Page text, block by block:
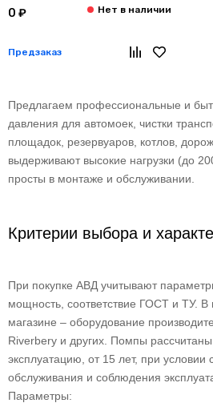
0 ₽
Предзаказ
Предлагаем профессиональные и
давления для автомоек, чистки
площадок, резервуаров, котлов,
выдерживают высокие нагрузки (до
просты в монтаже и обслуживании.
Критерии выбора и
При покупке АВД учитывают
мощность, соответствие ГОСТ и ТУ.
магазине – оборудование
Riverbery и других. Помпы
эксплуатацию, от 15 лет, при условии
обслуживания и соблюдения
Параметры: